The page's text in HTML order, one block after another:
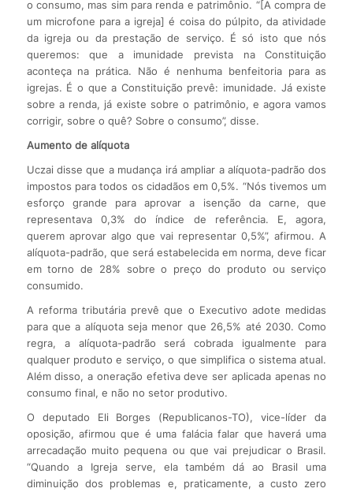
o consumo, mas sim para renda e patrimônio. “[A compra de
um microfone para a igreja] é coisa do púlpito, da atividade
da igreja ou da prestação de serviço. É só isto que nós
queremos: que a imunidade prevista na Constituição
aconteça na prática. Não é nenhuma benfeitoria para as
igrejas. É o que a Constituição prevê: imunidade. Já existe
sobre a renda, já existe sobre o patrimônio, e agora vamos
corrigir, sobre o quê? Sobre o consumo”, disse.
Aumento de alíquota
Uczai disse que a mudança irá ampliar a alíquota-padrão dos
impostos para todos os cidadãos em 0,5%. “Nós tivemos um
esforço grande para aprovar a isenção da carne, que
representava 0,3% do índice de referência. E, agora,
querem aprovar algo que vai representar 0,5%”, afirmou. A
alíquota-padrão, que será estabelecida em norma, deve ficar
em torno de 28% sobre o preço do produto ou serviço
consumido.
A reforma tributária prevê que o Executivo adote medidas
para que a alíquota seja menor que 26,5% até 2030. Como
regra, a alíquota-padrão será cobrada igualmente para
qualquer produto e serviço, o que simplifica o sistema atual.
Além disso, a oneração efetiva deve ser aplicada apenas no
consumo final, e não no setor produtivo.
O deputado Eli Borges (Republicanos-TO), vice-líder da
oposição, afirmou que é uma falácia falar que haverá uma
arrecadação muito pequena ou que vai prejudicar o Brasil.
“Quando a Igreja serve, ela também dá ao Brasil uma
diminuição dos problemas e, praticamente, a custo zero